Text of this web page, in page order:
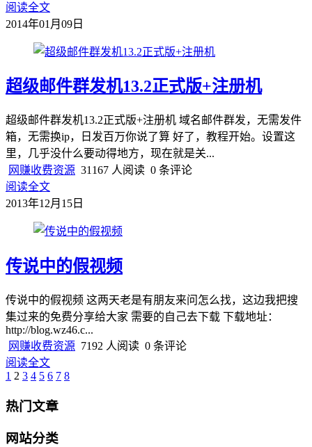
阅读全文
2014年01月09日
超级邮件群发机13.2正式版+注册机
超级邮件群发机13.2正式版+注册机 域名邮件群发，无需发件
箱，无需换ip，日发百万你说了算 好了，教程开始。设置这
里，几乎没什么要动得地方，现在就是关...
网赚收费资源 31167 人阅读 0 条评论
阅读全文
2013年12月15日
传说中的假视频
传说中的假视频 这两天老是有朋友来问怎么找，这边我把搜
集过来的免费分享给大家 需要的自己去下载 下载地址：
http://blog.wz46.c...
网赚收费资源 7192 人阅读 0 条评论
阅读全文
1 2 3 4 5 6 7 8
热门文章
网站分类